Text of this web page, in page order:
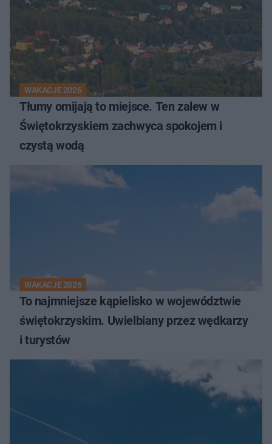
WAKACJE 2026
Tłumy omijają to miejsce. Ten zalew w
Świętokrzyskiem zachwyca spokojem i
czystą wodą
WAKACJE 2026
To najmniejsze kąpielisko w województwie
świętokrzyskim. Uwielbiany przez wędkarzy
i turystów